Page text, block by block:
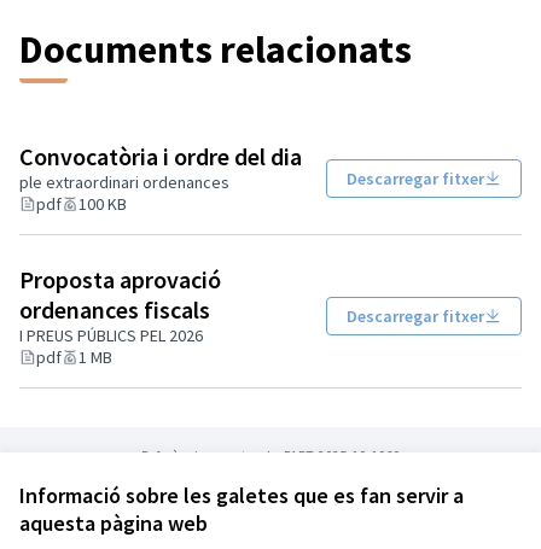
Informació sobre les galetes que es fan servir a
aquesta pàgina web
Documents relacionats
Convocatòria i ordre del dia
ple extraordinari ordenances
pdf
100 KB
Descarregar fitxer
Proposta aprovació
ordenances fiscals
I PREUS PÚBLICS PEL 2026
pdf
1 MB
Descarregar fitxer
Referència: montcada-PART-2025-10-1960
Termes i condicions d'ús